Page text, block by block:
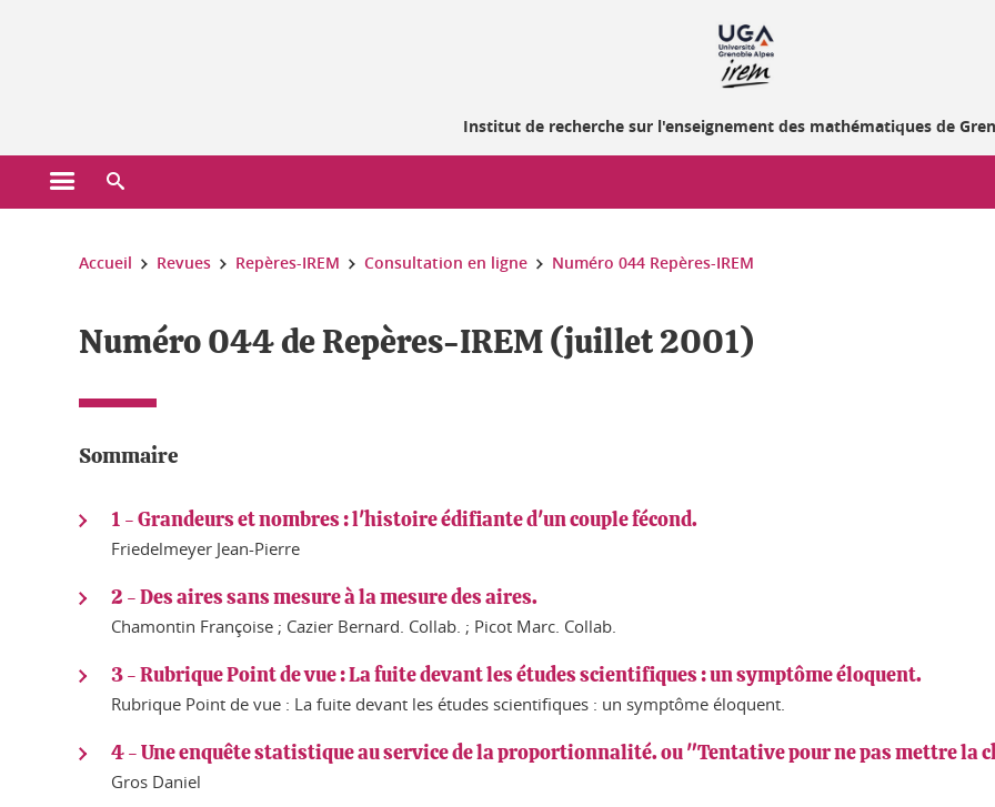
Institut de recherche sur l'enseignement des mathématiques de
Ouvrir le menu principal
Vous êtes ici :
Accueil Revues Repères-IREM Consultation en ligne Numéro 044 Repères-IREM
Numéro 044 de Repères-IREM (juillet 2001)
Sommaire
1 - Grandeurs et nombres : l'histoire édifiante d'un couple fécond.
Friedelmeyer Jean-Pierre
2 - Des aires sans mesure à la mesure des aires.
Chamontin Françoise ; Cazier Bernard. Collab. ; Picot Marc. Collab.
3 - Rubrique Point de vue : La fuite devant les études scientifiques : un symptôme éloquent.
Rubrique Point de vue : La fuite devant les études scientifiques : un symptôme éloquent.
4 - Une enquête statistique au service de la proportionnalité. ou "Tentative pour ne pas mettre la
Gros Daniel